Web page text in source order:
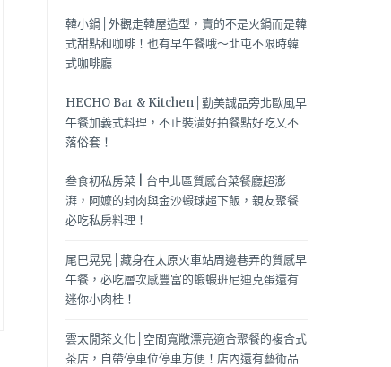
韓小鍋│外觀走韓屋造型，賣的不是火鍋而是韓
式甜點和咖啡！也有早午餐哦～北屯不限時韓
式咖啡廳
HECHO Bar & Kitchen│勤美誠品旁北歐風早
午餐加義式料理，不止裝潢好拍餐點好吃又不
落俗套！
叁食初私房菜 | 台中北區質感台菜餐廳超澎
湃，阿嬤的封肉與金沙蝦球超下飯，親友聚餐
必吃私房料理！
尾巴晃晃│藏身在太原火車站周邊巷弄的質感早
午餐，必吃層次感豐富的蝦蝦班尼迪克蛋還有
迷你小肉桂！
雲太閒茶文化│空間寬敞漂亮適合聚餐的複合式
茶店，自帶停車位停車方便！店內還有藝術品